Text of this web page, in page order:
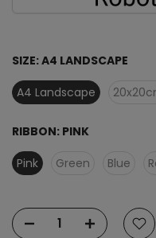
SIZE:A4 LANDSCAPE
A4 Landscape
RIBBON: PINK
Pink
Green Blue